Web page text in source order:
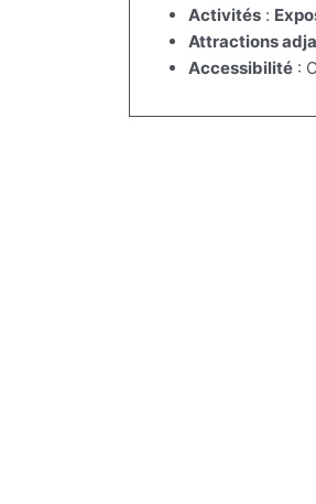
Activités:
Attractions
Accessibilité: